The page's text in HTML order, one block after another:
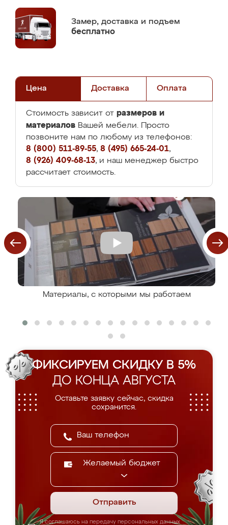
Замер, доставка и подъем
бесплатно
Цена Доставка Оплата
Стоимость зависит от размеров и
материалов Вашей мебели. Просто
позвоните нам по любому из телефонов:
8 (800) 511-89-55, 8 (495) 665-24-01,
8 (926) 409-68-13, и наш менеджер быстро
рассчитает стоимость.
Материалы, с которыми мы работаем
ФИКСИРУЕМ СКИДКУ В 5%
ДО КОНЦА АВГУСТА
Оставьте заявку сейчас, скидка
сохранится.
Желаемый бюджет
Отправить
Я соглашаюсь на передачу персональных данных